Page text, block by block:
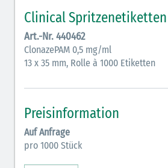
schraffiert)
Anticholinergika (hellgrün)
Cholinergika (hellgrün schraffiert):
Antiemetika (salmon)
Verschiedene Medikamente (weiß)
Antikoagulantien (hellgrau/weiß mit
Rahmen)
Clinical
Art.-Nr. 440462
ClonazePAM 0,5 mg/ml
13 x 35 mm, Rolle à 1000 Etiketten
Preisinformation
Auf Anfrage
pro 1000 Stück